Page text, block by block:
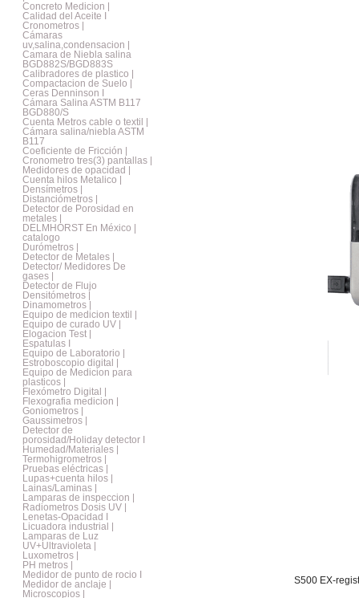
Concreto Medicion |
Calidad del Aceite I
Cronometros |
Cámaras
uv,salina,condensacion |
Camara de Niebla salina
BGD882S/BGD883S
Calibradores de plastico |
Compactacion de Suelo |
Ceras Denninson I
Cámara Salina ASTM B117
BGD880/S
Cuenta Metros cable o textil |
Cámara salina/niebla ASTM
B117
Coeficiente de Fricción |
Cronometro tres(3) pantallas |
Medidores de opacidad |
Cuenta hilos Metalico |
Densímetros |
Distanciómetros |
Detector de Porosidad en
metales |
DELMHORST En México |
catalogo
Durómetros |
Detector de Metales |
Detector/ Medidores De
gases |
Detector de Flujo
Densitómetros |
Dinamometros |
Equipo de medicion textil |
Equipo de curado UV |
Elogacion Test |
Espatulas I
Equipo de Laboratorio |
Estroboscopio digital |
Equipo de Medicion para
plasticos |
Flexómetro Digital |
Flexografia medicion |
Goniometros |
Gaussimetros |
Detector de
porosidad/Holiday detector I
Humedad/Materiales |
Termohigrometros |
Pruebas eléctricas |
Lupas+cuenta hilos |
Lainas/Laminas |
Lamparas de inspeccion |
Radiometros Dosis UV |
Lenetas-Opacidad I
Licuadora industrial |
Lamparas de Luz
UV+Ultravioleta |
Luxometros |
PH metros |
Medidor de punto de rocio I
Medidor de anclaje |
Microscopios |
S500 EX-